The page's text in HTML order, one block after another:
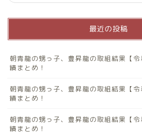
最近の投稿
朝青龍の甥っ子、豊昇龍の取組結果【
績まとめ！
朝青龍の甥っ子、豊昇龍の取組結果【
績まとめ！
朝青龍の甥っ子、豊昇龍の取組結果【
績まとめ！